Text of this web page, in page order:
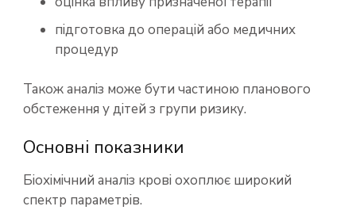
підготовка до операцій або медичних
процедур
Також аналіз може бути частиною планового
обстеження у дітей з групи ризику.
Основні показники
Біохімічний аналіз крові охоплює широкий
спектр параметрів.